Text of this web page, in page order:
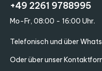
+49 2261 9788995
Mo-Fr, 08:00 - 16:00 Uhr.
Telefonisch und über
Oder über unser